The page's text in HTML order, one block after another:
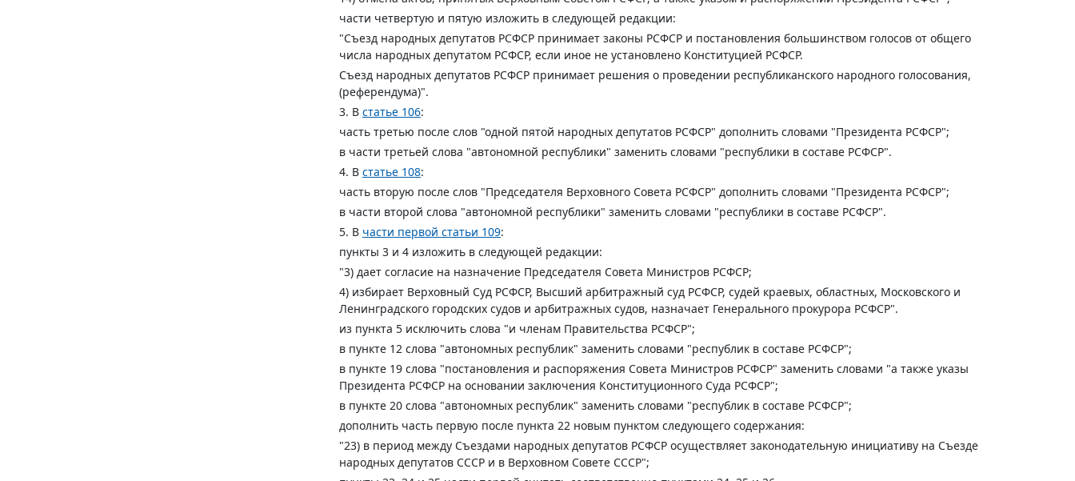
части четвертую и пятую изложить в следующей редакции:
"Съезд народных депутатов РСФСР принимает законы РСФСР и постановления большинством голосов от общего
числа народных депутатом РСФСР, если иное не установлено Конституцией РСФСР.
Съезд народных депутатов РСФСР принимает решения о проведении республиканского народного голосования,
(референдума)".
3. В статье 106:
часть третью после слов "одной пятой народных депутатов РСФСР" дополнить словами "Президента РСФСР";
в части третьей слова "автономной республики" заменить словами "республики в составе РСФСР".
4. В статье 108:
часть вторую после слов "Председателя Верховного Совета РСФСР" дополнить словами "Президента РСФСР";
в части второй слова "автономной республики" заменить словами "республики в составе РСФСР".
5. В части первой статьи 109:
пункты 3 и 4 изложить в следующей редакции:
"3) дает согласие на назначение Председателя Совета Министров РСФСР;
4) избирает Верховный Суд РСФСР, Высший арбитражный суд РСФСР, судей краевых, областных, Московского и
Ленинградского городских судов и арбитражных судов, назначает Генерального прокурора РСФСР".
из пункта 5 исключить слова "и членам Правительства РСФСР";
в пункте 12 слова "автономных республик" заменить словами "республик в составе РСФСР";
в пункте 19 слова "постановления и распоряжения Совета Министров РСФСР" заменить словами "а также указы
Президента РСФСР на основании заключения Конституционного Суда РСФСР";
в пункте 20 слова "автономных республик" заменить словами "республик в составе РСФСР";
дополнить часть первую после пункта 22 новым пунктом следующего содержания:
"23) в период между Съездами народных депутатов РСФСР осуществляет законодательную инициативу на Съезде
народных депутатов СССР и в Верховном Совете СССР";